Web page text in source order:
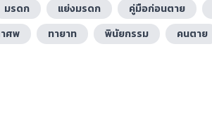
มรดก แย่งมรดก คู่มือก่อนตาย
ศพ ทายาท พินัยกรรม คนตาย